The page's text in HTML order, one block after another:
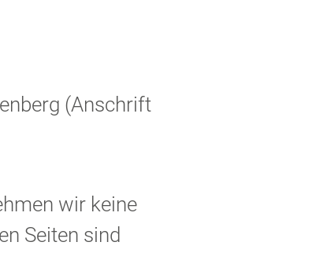
(Anschrift
wir keine
Seiten sind